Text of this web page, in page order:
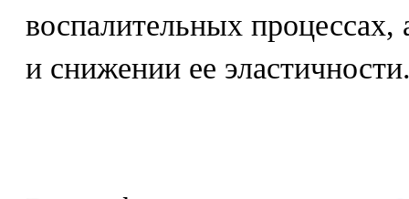
воспалительных
и снижении ее